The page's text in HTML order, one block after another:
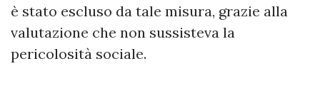
è stato escluso da tale misura, grazie alla
valutazione che non sussisteva la
pericolosità sociale.